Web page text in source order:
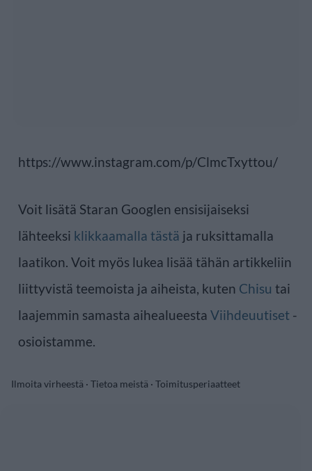
https://www.instagram.com/p/ClmcTxyttou/
Voit lisätä Staran Googlen ensisijaiseksi
lähteeksi klikkaamalla tästä ja ruksittamalla
laatikon. Voit myös lukea lisää tähän artikkeliin
liittyvistä teemoista ja aiheista, kuten Chisu tai
laajemmin samasta aihealueesta Viihdeuutiset -
osioistamme.
Ilmoita virheestä · Tietoa meistä · Toimitusperiaatteet